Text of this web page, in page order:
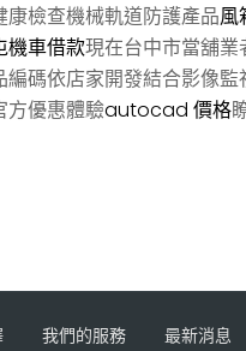
檢查機械軌道防護產品風
機車借款現在台中市當舖業
碼依店家開發結合影像監
方優惠體驗autocad 價格
我們的服務 最新消息